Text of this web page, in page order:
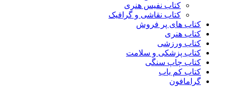
کتاب نفیس هنری
کتاب نقاشی و گرافیک
کتاب های پر فروش
کتاب هنری
کتاب ورزشی
کتاب پزشکی و سلامت
کتاب چاپ سنگی
کتاب کم یاب
گرامافون